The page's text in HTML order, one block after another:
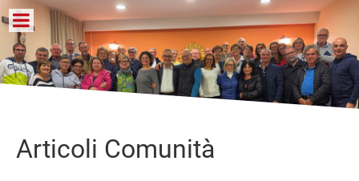
Articoli Comunità